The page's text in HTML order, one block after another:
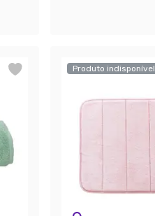
Produto indisponível